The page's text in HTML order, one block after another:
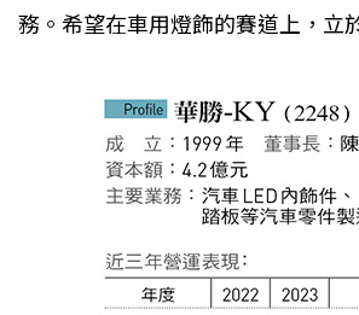
務。希望在車用燈飾的賽道上，立